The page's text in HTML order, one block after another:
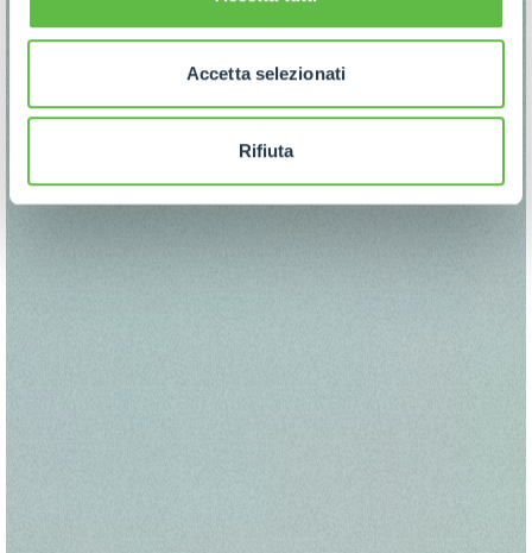
Accetta selezionati
Rifiuta